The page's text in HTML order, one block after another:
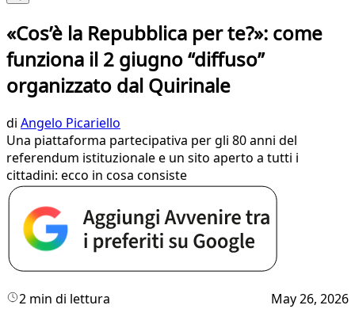
«Cos’è la Repubblica per te?»: come
funziona il 2 giugno “diffuso”
organizzato dal Quirinale
di Angelo Picariello
Una piattaforma partecipativa per gli 80 anni del
referendum istituzionale e un sito aperto a tutti i
cittadini: ecco in cosa consiste
2 min di lettura May 26, 2026